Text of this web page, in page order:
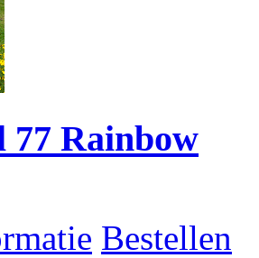
Rainbow
Bestellen